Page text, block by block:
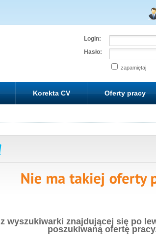
Login:
Hasło:
zapamiętaj
Korekta CV Oferty pracy
wyszukiwarki znajdującej się po
poszukiwaną ofertę